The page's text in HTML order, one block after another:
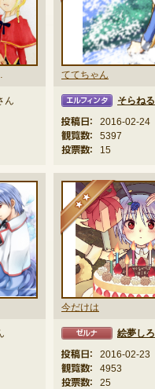
います
ん
ててちゃん
ルフィンタ そらねる
投稿日：
2016-02-24
観覧数：
5397
投票数：
15
今だけは
★★
ルナ 絵夢しろ
投稿日：
2016-02-23
観覧数：
4953
投票数：
25